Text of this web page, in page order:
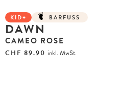
KID+ BARFUSS
DAWN
CAMEO ROSE
CHF 89.90 inkl. MwSt.